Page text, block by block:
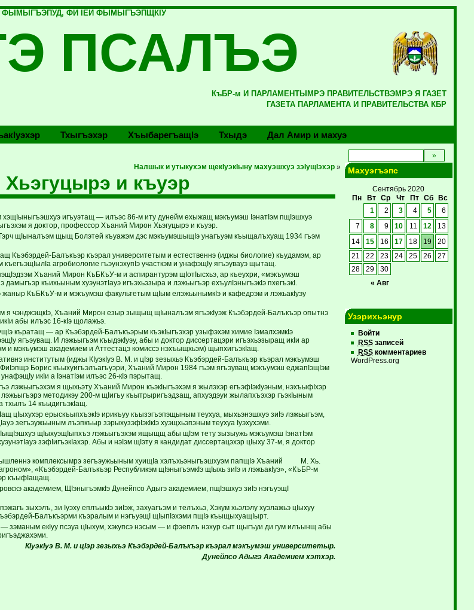
ФЫМЫГЪЭПУД, ФИ IЕЙ ФЫМЫГЪЭПЩКIУ
ПСАЛЪЭ
КъБР-м И ПАРЛАМЕНТЫМРЭ ПРАВИТЕЛЬСТВЭМРЭ Я ГАЗЕТ
ГАЗЕТА ПАРЛАМЕНТА И ПРАВИТЕЛЬСТВА КБР
Тхыгъэхэр Хъыбарегъащlэ Тхыдэ Дал Амир и махуэ
Налшык и утыкухэм щекIуэкIыну махуэшхуэ зэIущIэхэр»
и къуэр
хэщIыныгъэшхуэ игъуэтащ — илъэс 86-м иту дунейм ехыжащ мэкъумэш IэнатIэм пщIэшхуэ
я доктор, профессор Хъаний Мирон Хьэгуцырэ и къуэр.
щIыналъэм щыщ Болэтей къуажэм дэс мэкъумэшыщIэ унагъуэм къыщалъхуащ 1934 гъэм
Къэбэрдей-Балъкъэр къэрал университетым и естественнэ (иджы биологие) къудамэм, ар
агробиологие гъэунэхупIэ участкэм и унафэщIу ягъэувауэ щытащ.
Хъаний Мирон КъБКъУ-м и аспирантурэм щIотIысхьэ, ар къеухри, «мэкъумэш
къихьыным хуэунэтIауэ игъэхьэзыра и лэжьыгъэр ехъулIэныгъэкIэ пхегъэкI.
КъБКъУ-м и мэкъумэш факультетым щIым елэжьынымкIэ и кафедрэм и лэжьакIуэу
я чэнджэщкIэ, Хъаний Мирон езыр зыщыщ щIыналъэм ягъэкIуэж Къэбэрдей-Балъкъэр опытнэ
абы илъэс 16-кIэ щолажьэ.
къратащ — ар Къэбэрдей-Балъкъэрым къэкIыгъэхэр узыфэхэм химие IэмалхэмкIэ
ягъэуващ. И лэжьыгъэм къыдэкIуэу, абы и доктор диссертацэри игъэхьэзыращ икIи ар
и мэкъумэш академием и Аттестацэ комиссэ нэхъыщхьэм) щыпхигъэкIащ.
институтым (иджы КIуэкIуэ В. М. и цIэр зезыхьэ Къэбэрдей-Балъкъэр къэрал мэкъумэш
Борис къыхуигъэлъагъуэри, Хъаний Мирон 1984 гъэм ягъэуващ мэкъумэш еджапIэщIэм
икIи а IэнатIэм илъэс 26-кIэ пэрытащ.
лэжьыгъэхэм я щыхьэту Хъаний Мирон къэкIыгъэхэм я жылэхэр егъэфIэкIуэным, нэхъыфIхэр
методикэу 200-м щIигъу къытрыригъэдзащ, апхуэдэуи жылапхъэхэр гъэкIыным
тхылъ 14 къыдигъэкIащ.
цIыхухэр ерыскъыпхъэкIэ ирикъуу къызэгъэпэщыным теухуа, мыхьэнэшхуэ зиIэ лэжьыгъэм,
зегъэужьыным лъэпкъыр зэрыхузэфIэкIкIэ хуэщхьэпэным теухуа Iуэхухэми.
щIыхуэщIыпхъэ лэжьыгъэхэм ящыщщ абы щIэм тету зызыужь мэкъумэш IэнатIэм
зэфIигъэкIахэр. Абы и нэIэм щIэту я кандидат диссертацэхэр цIыху 37-м, я доктор
комплексымрэ зегъэужьыным хуищIа хэлъхьэныгъэшхуэм папщIэ Хъаний М. Хь.
«Къэбэрдей-Балъкъэр Республикэм щIэныгъэмкIэ щIыхь зиIэ и лэжьакIуэ», «КъБР-м
къыфIащащ.
академием, ЩIэныгъэмкIэ Дунейпсо Адыгэ академием, пщIэшхуэ зиIэ нэгъуэщI
зыхэлъ, зи Iуэху еплъыкIэ зиIэж, захуагъэм и телъхьэ, Хэкум хьэлэлу хуэлажьэ цIыхуу
Балъкъэрми къэралым и нэгъуэщI щIыпIэхэми пщIэ къыщыхуащIырт.
зэманым екIуу псэуа цIыхум, хэкупсэ нэсым — и фэеплъ нэхур сыт щыгъуи ди гум илъынщ абы
КIуэкIуэ В. М. и цIэр зезыхьэ Къэбэрдей-Балъкъэр къэрал мэкъумэш университетыр.
Дунейпсо Адыгэ Академием хэтхэр.
Махуэгъэпс
Сентябрь 2020
Пн
Вт Ср Чт Пт Сб Вс
« Авг
1 2 3 4 5 6
7 8 9 10 11 12 13
14 15 16 17 18 19
20
21
22 23 24 25 26
27
28
29 30
Узэрихьэнур
Войти
RSSзаписей
RSSкомментариев
WordPress.org